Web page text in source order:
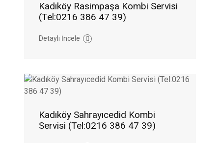
Kadıköy Rasimpaşa Kombi Servisi
(Tel:0216 386 47 39)
Detaylı İncele
Kadıköy Sahrayıcedid Kombi
Servisi (Tel:0216 386 47 39)